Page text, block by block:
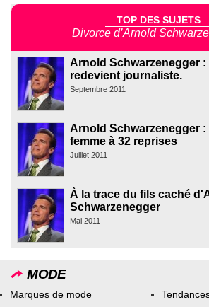
TOP DES SUJETS
Divorce d’Arnold
Arnold Schwarzenegger :
redevient journaliste.
Septembre 2011
Arnold Schwarzenegger :
femme à 32 reprises
Juillet 2011
À la trace du fils caché
Schwarzenegger
Mai 2011
MODE
Marques de mode